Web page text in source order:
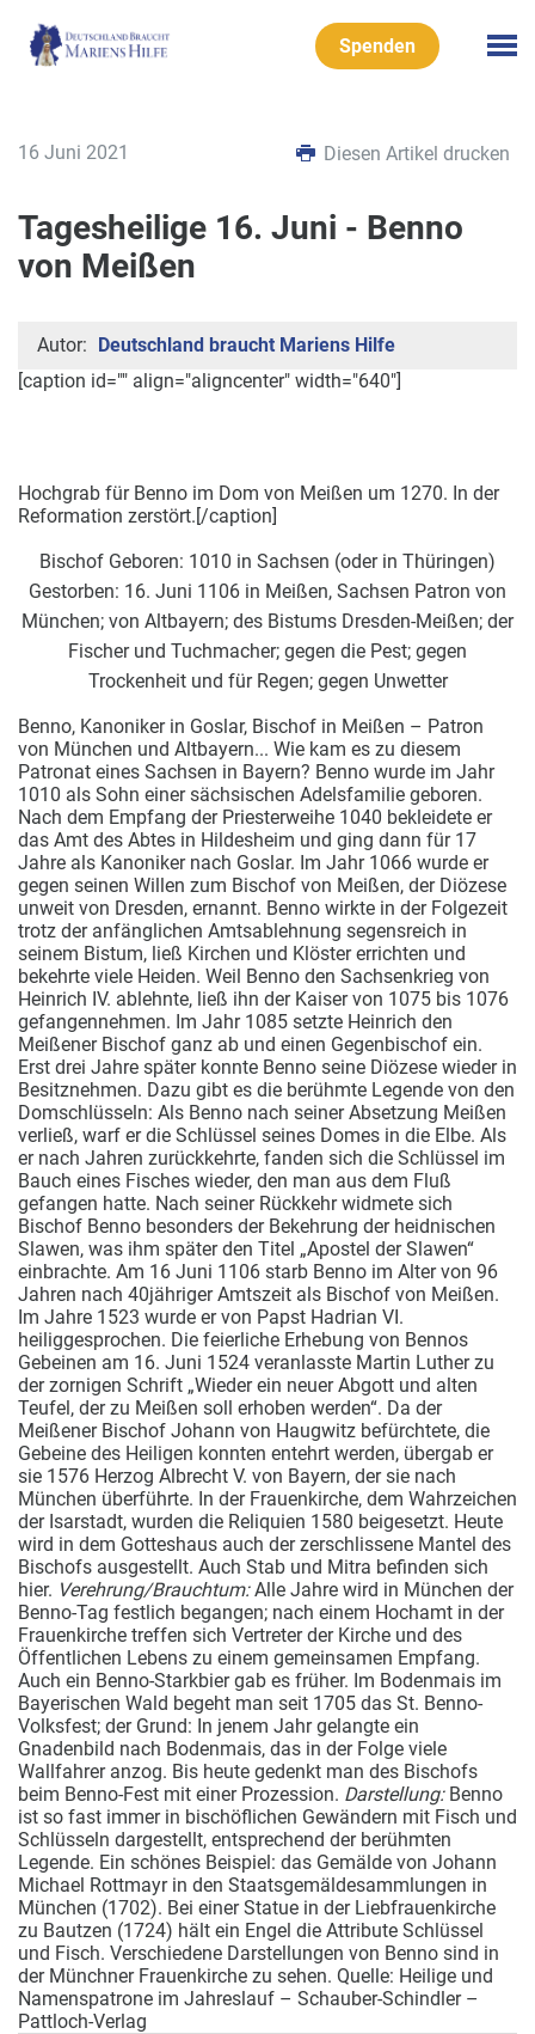
Spenden
16 Juni 2021 Diesen Artikel drucken
Tagesheilige 16. Juni - Benno
von Meißen
Autor: Deutschland braucht Mariens Hilfe
[caption id="" align="aligncenter" width="640"]
Hochgrab für Benno im Dom von Meißen um 1270. In der
Reformation zerstört.[/caption]
Bischof Geboren: 1010 in Sachsen (oder in Thüringen)
Gestorben: 16. Juni 1106 in Meißen, Sachsen Patron von
München; von Altbayern; des Bistums Dresden-Meißen; der
Fischer und Tuchmacher; gegen die Pest; gegen
Trockenheit und für Regen; gegen Unwetter
Benno, Kanoniker in Goslar, Bischof in Meißen – Patron
von München und Altbayern... Wie kam es zu diesem
Patronat eines Sachsen in Bayern? Benno wurde im Jahr
1010 als Sohn einer sächsischen Adelsfamilie geboren.
Nach dem Empfang der Priesterweihe 1040 bekleidete er
das Amt des Abtes in Hildesheim und ging dann für 17
Jahre als Kanoniker nach Goslar. Im Jahr 1066 wurde er
gegen seinen Willen zum Bischof von Meißen, der Diözese
unweit von Dresden, ernannt. Benno wirkte in der Folgezeit
trotz der anfänglichen Amtsablehnung segensreich in
seinem Bistum, ließ Kirchen und Klöster errichten und
bekehrte viele Heiden. Weil Benno den Sachsenkrieg von
Heinrich IV. ablehnte, ließ ihn der Kaiser von 1075 bis 1076
gefangennehmen. Im Jahr 1085 setzte Heinrich den
Meißener Bischof ganz ab und einen Gegenbischof ein.
Erst drei Jahre später konnte Benno seine Diözese wieder in
Besitznehmen. Dazu gibt es die berühmte Legende von den
Domschlüsseln: Als Benno nach seiner Absetzung Meißen
verließ, warf er die Schlüssel seines Domes in die Elbe. Als
er nach Jahren zurückkehrte, fanden sich die Schlüssel im
Bauch eines Fisches wieder, den man aus dem Fluß
gefangen hatte. Nach seiner Rückkehr widmete sich
Bischof Benno besonders der Bekehrung der heidnischen
Slawen, was ihm später den Titel „Apostel der Slawen“
einbrachte. Am 16 Juni 1106 starb Benno im Alter von 96
Jahren nach 40jähriger Amtszeit als Bischof von Meißen.
Im Jahre 1523 wurde er von Papst Hadrian VI.
heiliggesprochen. Die feierliche Erhebung von Bennos
Gebeinen am 16. Juni 1524 veranlasste Martin Luther zu
der zornigen Schrift „Wieder ein neuer Abgott und alten
Teufel, der zu Meißen soll erhoben werden“. Da der
Meißener Bischof Johann von Haugwitz befürchtete, die
Gebeine des Heiligen konnten entehrt werden, übergab er
sie 1576 Herzog Albrecht V. von Bayern, der sie nach
München überführte. In der Frauenkirche, dem Wahrzeichen
der Isarstadt, wurden die Reliquien 1580 beigesetzt. Heute
wird in dem Gotteshaus auch der zerschlissene Mantel des
Bischofs ausgestellt. Auch Stab und Mitra befinden sich
hier. Verehrung/Brauchtum:Alle Jahre wird in München der
Benno-Tag festlich begangen; nach einem Hochamt in der
Frauenkirche treffen sich Vertreter der Kirche und des
Öffentlichen Lebens zu einem gemeinsamen Empfang.
Auch ein Benno-Starkbier gab es früher. Im Bodenmais im
Bayerischen Wald begeht man seit 1705 das St. Benno-
Volksfest; der Grund: In jenem Jahr gelangte ein
Gnadenbild nach Bodenmais, das in der Folge viele
Wallfahrer anzog. Bis heute gedenkt man des Bischofs
beim Benno-Fest mit einer Prozession. Darstellung: Benno
ist so fast immer in bischöflichen Gewändern mit Fisch und
Schlüsseln dargestellt, entsprechend der berühmten
Legende. Ein schönes Beispiel: das Gemälde von Johann
Michael Rottmayr in den Staatsgemäldesammlungen in
München (1702). Bei einer Statue in der Liebfrauenkirche
zu Bautzen (1724) hält ein Engel die Attribute Schlüssel
und Fisch. Verschiedene Darstellungen von Benno sind in
der Münchner Frauenkirche zu sehen. Quelle: Heilige und
Namenspatrone im Jahreslauf – Schauber-Schindler –
Pattloch-Verlag